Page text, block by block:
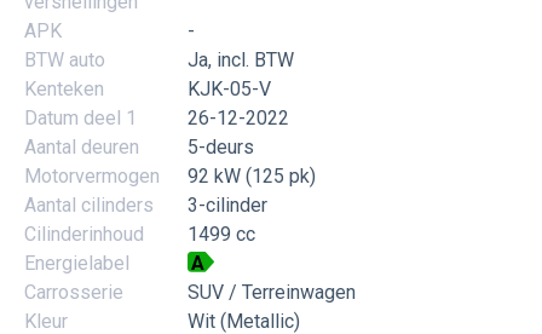
APK
-
BTW auto
Ja, incl. BTW
Kenteken
KJK-05-V
Datum deel 1
26-12-2022
Aantal deuren
5-deurs
Motorvermogen
92 kW (125 pk)
Aantal cilinders
3-cilinder
Cilinderinhoud
1499 cc
Energielabel
A
Carrosserie
SUV / Terreinwagen
Kleur
Wit (Metallic)